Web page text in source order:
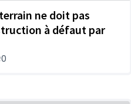
ne doit pas
à défaut par
0